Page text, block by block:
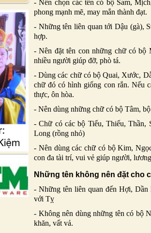
- Nên chọn các tên có bộ Sam,
phong mạnh mẽ, may mắn thành đạt.
- Những tên liên quan tới Dậu (gà),
hợp.
- Nên đặt tên con những chữ có
nhiều người giúp đỡ, phò tá.
- Dùng các chữ có bộ Quai, Xước,
chữ đó có hình giống con rắn. Nếu
thực, ôn hòa.
- Nên dùng những chữ có bộ Tâm,
- Chữ có các bộ Tiểu, Thiếu,
Long (rồng nhỏ)
- Nên dùng các chữ có bộ Kim,
con đa tài trí, vui vẻ giúp người,
Những tên không nên đặt cho
- Những tên liên quan đến Hợi,
với Tỵ
- Không nên dùng những tên có bộ
khăn, vất vả.